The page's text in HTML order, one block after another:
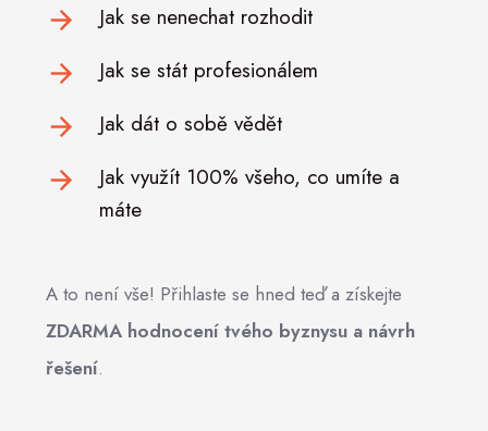
Jak se nenechat rozhodit
Jak se stát profesionálem
Jak dát o sobě vědět
Jak využít 100% všeho, co umíte a
máte
A to není vše! Přihlaste se hned teď a získejte
ZDARMA hodnocení tvého byznysu a návrh
řešení.